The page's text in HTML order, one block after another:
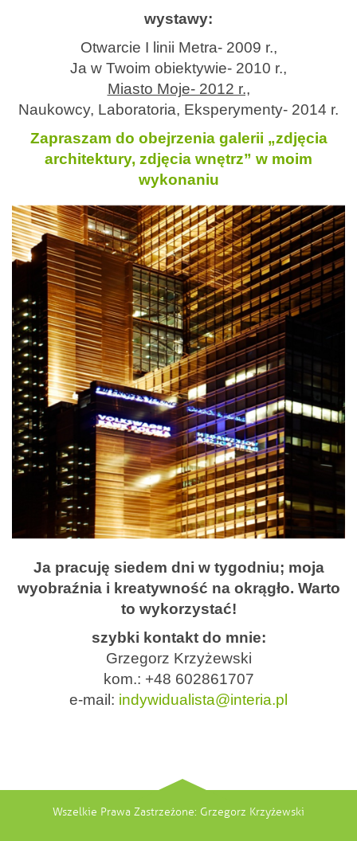
wystawy:
Otwarcie I linii Metra- 2009 r.,
Ja w Twoim obiektywie- 2010 r.,
Miasto Moje- 2012 r.,
Naukowcy, Laboratoria, Eksperymenty- 2014 r.
Zapraszam do obejrzenia galerii „zdjęcia
architektury, zdjęcia wnętrz” w moim
wykonaniu
Ja pracuję siedem dni w tygodniu; moja
wyobraźnia i kreatywność na okrągło. Warto
to wykorzystać!
szybki kontakt do mnie:
Grzegorz Krzyżewski
kom.: +48 602861707
e-mail: indywidualista@interia.pl
Wszelkie Prawa Zastrzeżone: Grzegorz Krzyżewski